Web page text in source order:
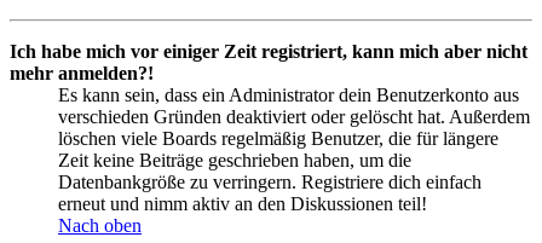
Ich habe mich vor einiger Zeit registriert, kann mich aber nicht
mehr anmelden?!
Es kann sein, dass ein Administrator dein Benutzerkonto aus
verschieden Gründen deaktiviert oder gelöscht hat. Außerdem
löschen viele Boards regelmäßig Benutzer, die für längere
Zeit keine Beiträge geschrieben haben, um die
Datenbankgröße zu verringern. Registriere dich einfach
erneut und nimm aktiv an den Diskussionen teil!
Nach oben